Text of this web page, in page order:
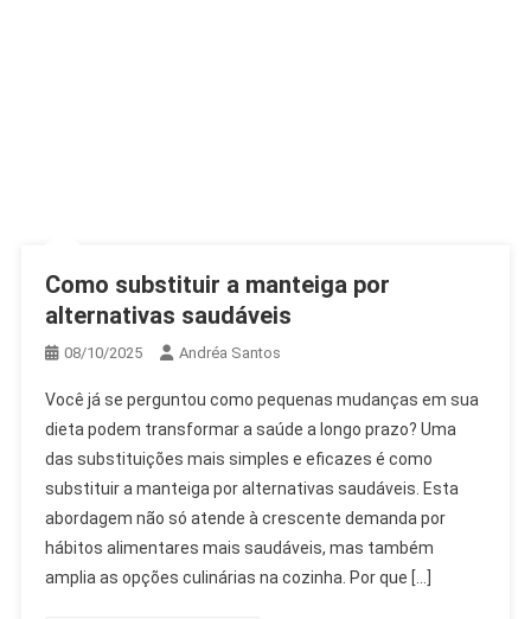
Como substituir a manteiga por
alternativas saudáveis
08/10/2025 Andréa Santos
Você já se perguntou como pequenas mudanças em sua
dieta podem transformar a saúde a longo prazo? Uma
das substituições mais simples e eficazes é como
substituir a manteiga por alternativas saudáveis. Esta
abordagem não só atende à crescente demanda por
hábitos alimentares mais saudáveis, mas também
amplia as opções culinárias na cozinha. Por que […]